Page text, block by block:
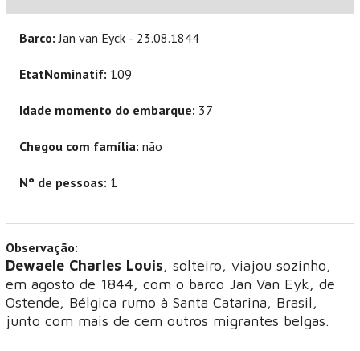
Barco:Jan van Eyck - 23.08.1844
EtatNominatif: 109
Idade momento do embarque: 37
Chegou com família: não
N° de pessoas: 1
Observação:
Dewaele Charles Louis, solteiro, viajou sozinho,
em agosto de 1844, com o barco Jan Van Eyk, de
Ostende, Bélgica rumo à Santa Catarina, Brasil,
junto com mais de cem outros migrantes belgas.